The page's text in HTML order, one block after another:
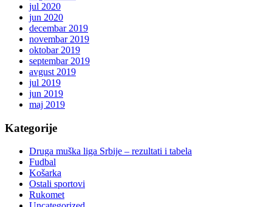
jul 2020
jun 2020
decembar 2019
novembar 2019
oktobar 2019
septembar 2019
avgust 2019
jul 2019
jun 2019
maj 2019
Kategorije
Druga muška liga Srbije – rezultati i tabela
Fudbal
Košarka
Ostali sportovi
Rukomet